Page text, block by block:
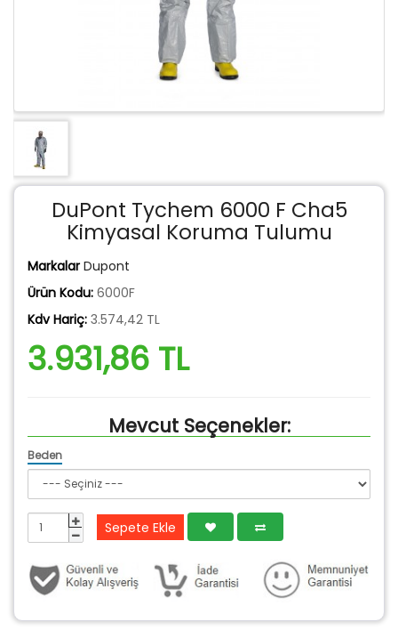
DuPont Tychem 6000 F Cha5
Kimyasal Koruma Tulumu
Markalar Dupont
Ürün Kodu: 6000F
Kdv Hariç: 3.574,42 TL
3.931,86 TL
Mevcut Seçenekler:
Beden
Sepete Ekle